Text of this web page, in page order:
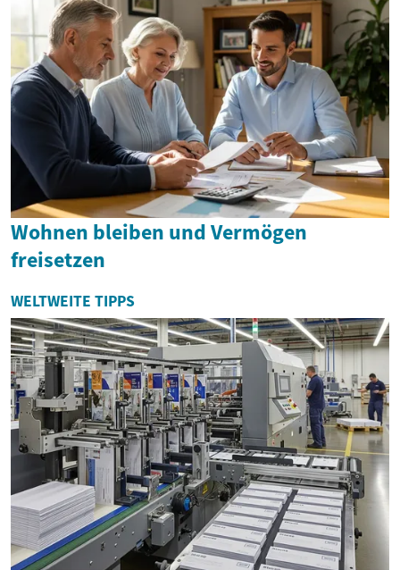
Wohnen bleiben und Vermögen
freisetzen
WELTWEITE TIPPS